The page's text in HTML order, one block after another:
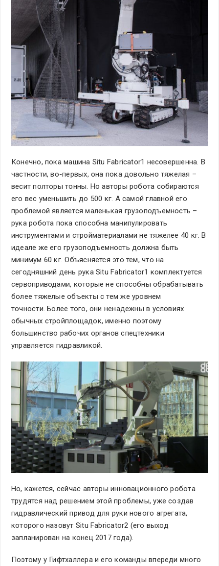
Конечно, пока машина Situ Fabricator1 несовершенна. В
частности, во-первых, она пока довольно тяжелая –
весит полторы тонны. Но авторы робота собираются
его вес уменьшить до 500 кг. А самой главной его
проблемой является маленькая грузоподъемность –
рука робота пока способна манипулировать
инструментами и стройматериалами не тяжелее 40 кг. В
идеале же его грузоподъемность должна быть
минимум 60 кг. Объясняется это тем, что на
сегодняшний день рука Situ Fabricator1 комплектуется
сервоприводами, которые не способны обрабатывать
более тяжелые объекты с тем же уровнем
точности. Более того, они ненадежны в условиях
обычных стройплощадок, именно поэтому
большинство рабочих органов спецтехники
управляется гидравликой.
Но, кажется, сейчас авторы инновационного робота
трудятся над решением этой проблемы, уже создав
гидравлический привод для руки нового агрегата,
которого назовут Situ Fabricator2 (его выход
запланирован на конец 2017 года).
Поэтому у Гифтхаллера и его команды впереди много